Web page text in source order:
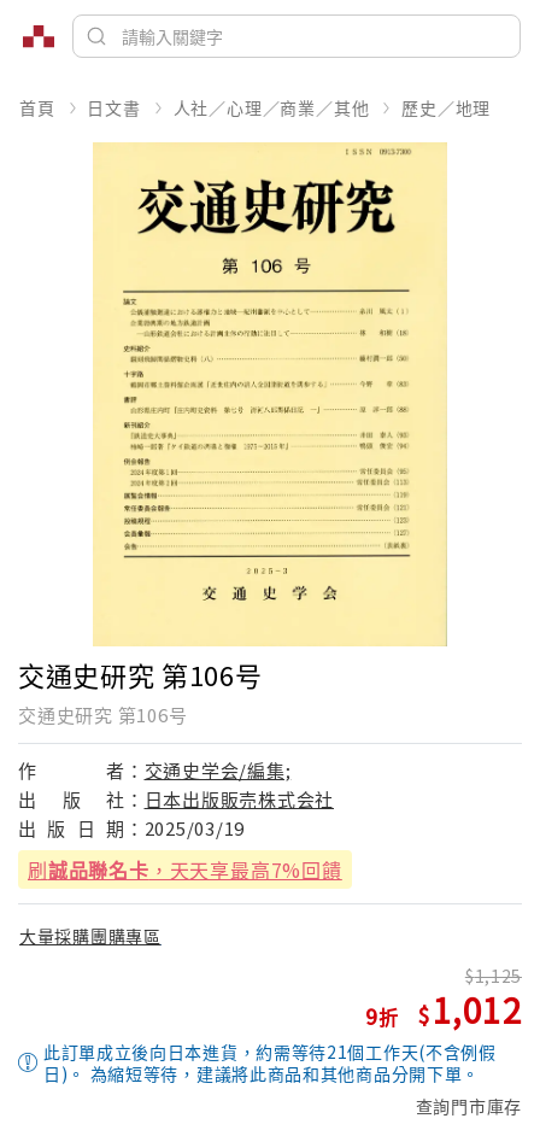
首頁 日文書 人社／心理／商業／其他 歷史／地理
交通史研究 第106号
交通史研究 第106号
作 者： 交通史学会/編集;
出
版 社： 日本出版販売株式会社
出 版 日 期： 2025/03/19
刷誠品聯名卡 ，天天享最高7%回饋
大量採購團購專區
9
1,125
1,012
此訂單成立後向日本進貨，約需等待21個工作天(不含例假
日)。 為縮短等待，建議將此商品和其他商品分開下單。
查詢門市庫存